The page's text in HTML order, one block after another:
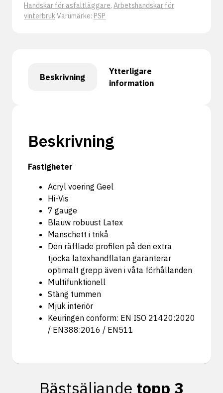
Handskar för asfaltläggare, Arbetshandskar för
vinterbrukVarumärke: PSP
Beskrivning
Ytterligare
information
Beskrivning
Fastigheter
Acryl voering Geel
Hi-Vis
7 gauge
Blauw robuust Latex
Manschett i trikå
Den räfflade profilen på den extra
tjocka latexhandflatan garanterar
optimalt grepp även i våta förhållanden
Multifunktionell
Stäng tummen
Mjuk interiör
Keuringen conform: EN ISO 21420:2020
/ EN388:2016 / EN511
Bästsäljande topp 3